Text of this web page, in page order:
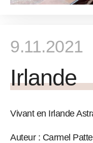
9.11.2021
Irlande
Vivant en Irlande
Auteur : Carmel